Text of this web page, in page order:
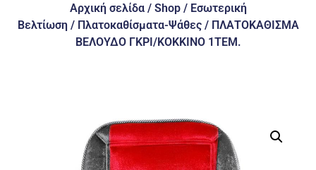
Αρχική σελίδα/ Shop/ Εσωτερική
Βελτίωση/ Πλατοκαθίσματα-Ψάθες/ ΠΛΑΤΟΚΑΘΙΣΜΑ
ΒΕΛΟΥΔΟ ΓΚΡΙ/ΚΟΚΚΙΝΟ 1ΤΕΜ.